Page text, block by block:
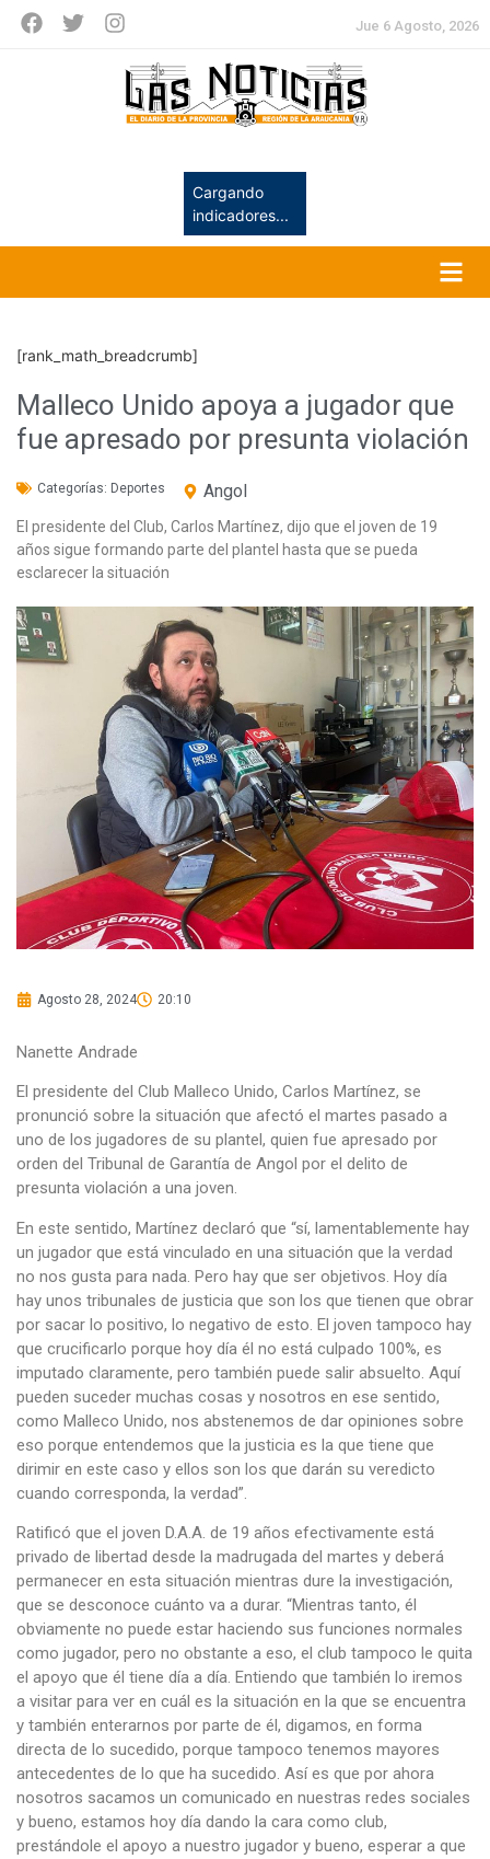
Jue 6 Agosto, 2026
Cargando
indicadores...
[rank_math_breadcrumb]
Malleco Unido apoya a jugador que
fue apresado por presunta violación
Categorías: Deportes Angol
El presidente del Club, Carlos Martínez, dijo que el joven de 19
años sigue formando parte del plantel hasta que se pueda
esclarecer la situación
Agosto 28, 2024 20:10
Nanette Andrade
El presidente del Club Malleco Unido, Carlos Martínez, se
pronunció sobre la situación que afectó el martes pasado a
uno de los jugadores de su plantel, quien fue apresado por
orden del Tribunal de Garantía de Angol por el delito de
presunta violación a una joven.
En este sentido, Martínez declaró que “sí, lamentablemente hay
un jugador que está vinculado en una situación que la verdad
no nos gusta para nada. Pero hay que ser objetivos. Hoy día
hay unos tribunales de justicia que son los que tienen que obrar
por sacar lo positivo, lo negativo de esto. El joven tampoco hay
que crucificarlo porque hoy día él no está culpado 100%, es
imputado claramente, pero también puede salir absuelto. Aquí
pueden suceder muchas cosas y nosotros en ese sentido,
como Malleco Unido, nos abstenemos de dar opiniones sobre
eso porque entendemos que la justicia es la que tiene que
dirimir en este caso y ellos son los que darán su veredicto
cuando corresponda, la verdad”.
Ratificó que el joven D.A.A. de 19 años efectivamente está
privado de libertad desde la madrugada del martes y deberá
permanecer en esta situación mientras dure la investigación,
que se desconoce cuánto va a durar. “Mientras tanto, él
obviamente no puede estar haciendo sus funciones normales
como jugador, pero no obstante a eso, el club tampoco le quita
el apoyo que él tiene día a día. Entiendo que también lo iremos
a visitar para ver en cuál es la situación en la que se encuentra
y también enterarnos por parte de él, digamos, en forma
directa de lo sucedido, porque tampoco tenemos mayores
antecedentes de lo que ha sucedido. Así es que por ahora
nosotros sacamos un comunicado en nuestras redes sociales
y bueno, estamos hoy día dando la cara como club,
prestándole el apoyo a nuestro jugador y bueno, esperar a que